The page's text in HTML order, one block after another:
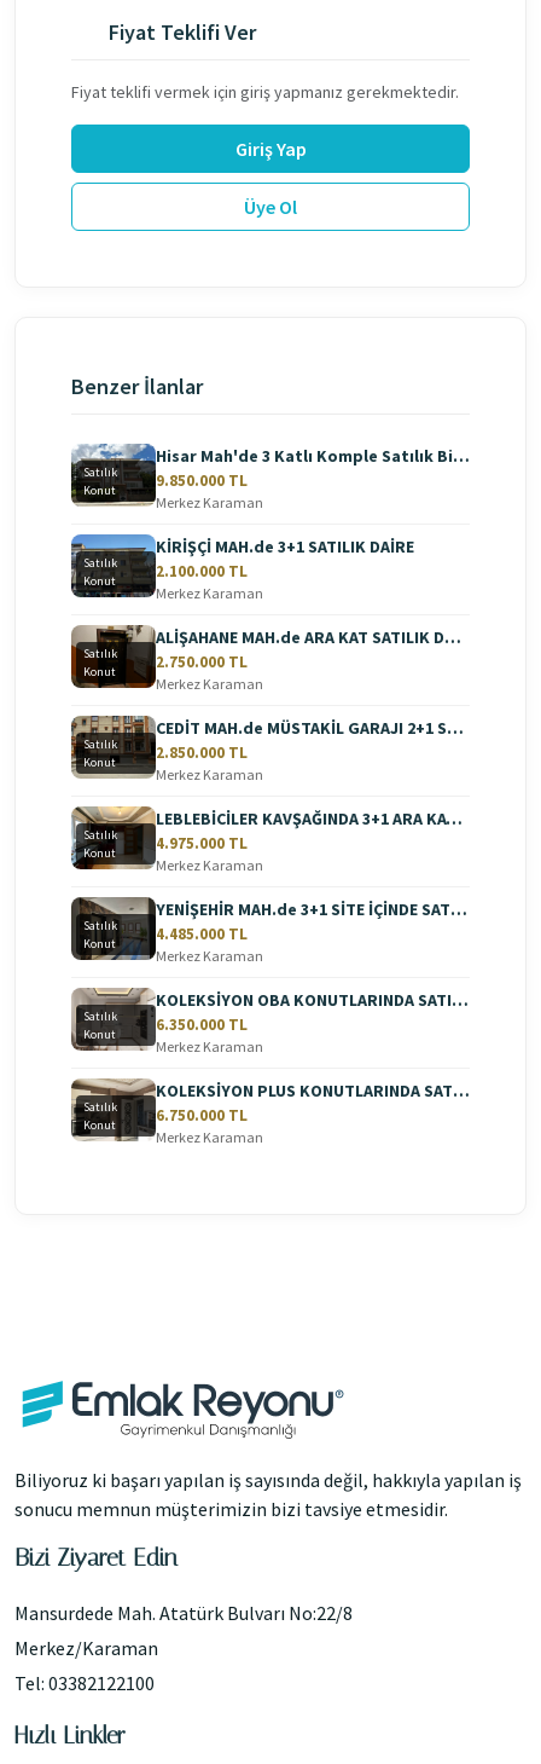
Fiyat Teklifi Ver
Fiyat teklifi vermek için giriş yapmanız gerekmektedir.
Giriş Yap
Üye Ol
Benzer İlanlar
Satılık
Konut
Hisar Mah'de 3 Katlı Komple Satılık Bina
9.850.000 TL
Merkez Karaman
Satılık
Konut
KİRİŞÇİ MAH.de 3+1 SATILIK DAİRE
2.100.000 TL
Merkez Karaman
Satılık
Konut
ALİŞAHANE MAH.de ARA KAT SATILIK DAİRE
2.750.000 TL
Merkez Karaman
Satılık
Konut
CEDİT MAH.de MÜSTAKİL GARAJI 2+1 SATILIK DAİRE
2.850.000 TL
Merkez Karaman
Satılık
Konut
LEBLEBİCİLER KAVŞAĞINDA 3+1 ARA KAT SATILIK DAİRE
4.975.000 TL
Merkez Karaman
Satılık
Konut
YENİŞEHİR MAH.de 3+1 SİTE İÇİNDE SATILIK DAİRE
4.485.000 TL
Merkez Karaman
Satılık
Konut
KOLEKSİYON OBA KONUTLARINDA SATILIK 3+1 DAİRE
6.350.000 TL
Merkez Karaman
Satılık
Konut
KOLEKSİYON PLUS KONUTLARINDA SATILIK LÜKS DAİRE
6.750.000 TL
Merkez Karaman
Biliyoruz ki başarı yapılan iş sayısında değil, hakkıyla yapılan iş
sonucu memnun müşterimizin bizi tavsiye etmesidir.
Bizi Ziyaret Edin
Mansurdede Mah. Atatürk Bulvarı No:22/8
Merkez/Karaman
Tel: 03382122100
Hızlı Linkler